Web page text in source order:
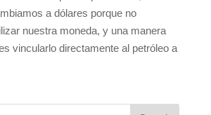
a dólares porque no
nuestra moneda, y una manera
vincularlo directamente al petróleo a